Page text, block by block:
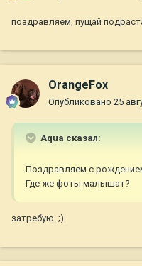
поздравляем, пущай
OrangeFox
Опубликовано 25
Aqua сказал:
Поздравляем с
Где же фоты малышат?
затребую. ;)